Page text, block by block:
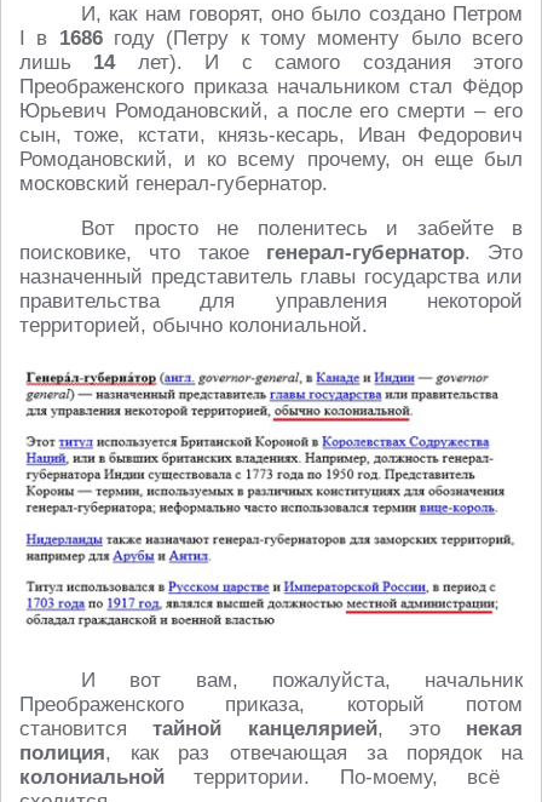
И, как нам говорят, оно было создано Петром
I в 1686году (Петру к тому моменту было всего
лишь 14лет). И с самого создания этого
Преображенского приказа начальником стал Фёдор
Юрьевич Ромодановский, а после его смерти – его
сын, тоже, кстати, князь-кесарь, Иван Федорович
Ромодановский, и ко всему прочему, он еще был
московский генерал-губернатор.
Вот просто не поленитесь и забейте в
поисковике, что такое генерал-губернатор. Это
назначенный представитель главы государства или
правительства для управления некоторой
территорией, обычно колониальной.
И вот вам, пожалуйста, начальник
Преображенского приказа, который потом
становитсятайной канцелярией, это некая
полиция, как раз отвечающая за порядок на
колониальнойтерритории. По-моему, всё